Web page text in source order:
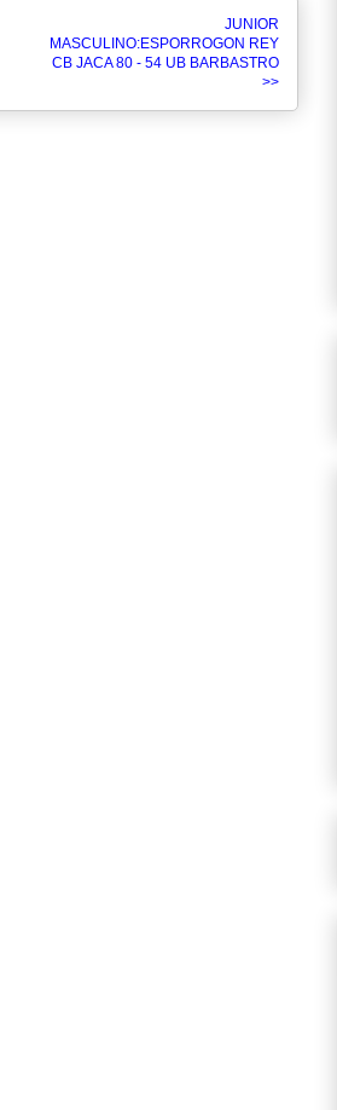
JUNIOR
MASCULINO:ESPORROGON REY
CB JACA 80 - 54 UB BARBASTRO
>>